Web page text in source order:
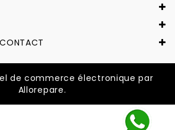
de commerce électronique par
Allorepare.